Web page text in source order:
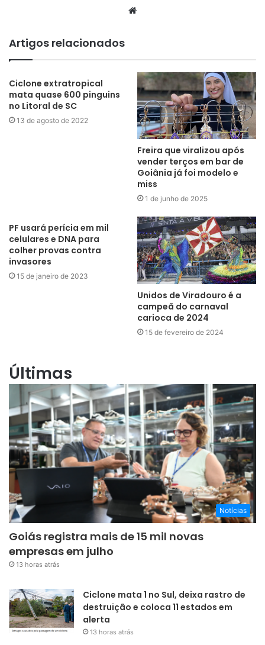
Website
Artigos relacionados
Ciclone extratropical
mata quase 600 pinguins
no Litoral de SC
13 de agosto de 2022
Freira que viralizou após
vender terços em bar de
Goiânia já foi modelo e
miss
1 de junho de 2025
PF usará perícia em mil
celulares e DNA para
colher provas contra
invasores
15 de janeiro de 2023
Unidos de Viradouro é a
campeã do carnaval
carioca de 2024
15 de fevereiro de 2024
Últimas
Notícias
Goiás registra mais de 15 mil novas
empresas em julho
13 horas atrás
Ciclone mata 1 no Sul, deixa rastro de
destruição e coloca 11 estados em
alerta
13 horas atrás